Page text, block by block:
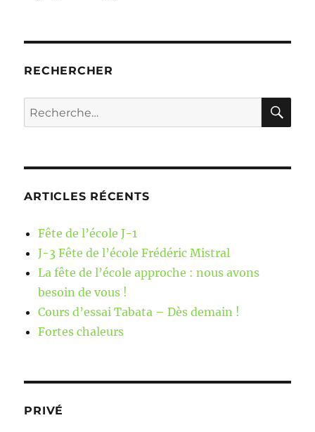
RECHERCHER
Recherche
pour :
ARTICLES RÉCENTS
Fête de l’école J-1
J-3 Fête de l’école Frédéric Mistral
La fête de l’école approche : nous avons
besoin de vous !
Cours d’essai Tabata – Dès demain !
Fortes chaleurs
PRIVÉ